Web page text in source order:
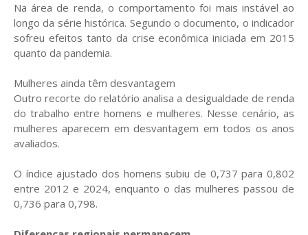
Na área de renda, o comportamento foi mais instável ao
longo da série histórica. Segundo o documento, o indicador
sofreu efeitos tanto da crise econômica iniciada em 2015
quanto da pandemia.
Mulheres ainda têm desvantagem
Outro recorte do relatório analisa a desigualdade de renda
do trabalho entre homens e mulheres. Nesse cenário, as
mulheres aparecem em desvantagem em todos os anos
avaliados.
O índice ajustado dos homens subiu de 0,737 para 0,802
entre 2012 e 2024, enquanto o das mulheres passou de
0,736 para 0,798.